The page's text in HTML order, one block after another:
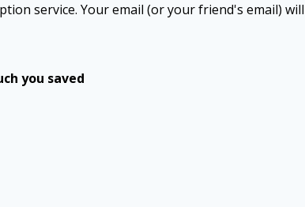
service. Your email (or your friend's email)
you saved